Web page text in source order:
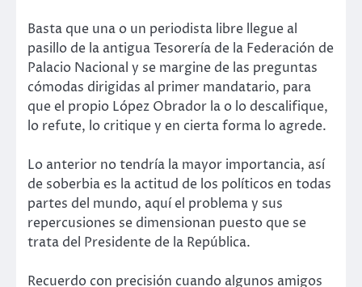
Basta que una o un periodista libre llegue al
pasillo de la antigua Tesorería de la Federación de
Palacio Nacional y se margine de las preguntas
cómodas dirigidas al primer mandatario, para
que el propio López Obrador la o lo descalifique,
lo refute, lo critique y en cierta forma lo agrede.
Lo anterior no tendría la mayor importancia, así
de soberbia es la actitud de los políticos en todas
partes del mundo, aquí el problema y sus
repercusiones se dimensionan puesto que se
trata del Presidente de la República.
Recuerdo con precisión cuando algunos amigos